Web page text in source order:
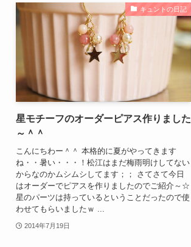
キュントの日記
星モチーフのオーダーピアス作りました
～＾＾
こんにちわー＾＾ 本格的に夏がやってきます
ね・・暑い・・・！松江はまだ梅雨明けしてない
からなのかムシムシしてます；； さてさて今日
はオーダーでピアスを作りましたのでご紹介～☆
星のパーツは持っているということだったので使
わせてもらいましたｗ ...
2014年7月19日